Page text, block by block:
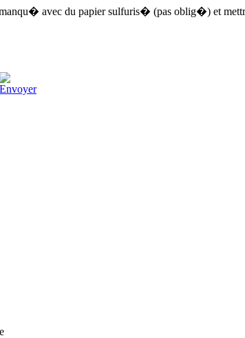
avec du papier sulfuris� (pas oblig�) et